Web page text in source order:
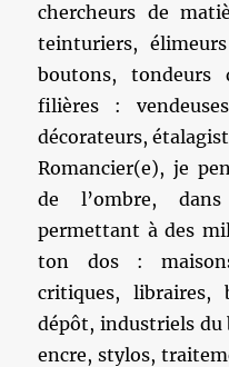
chercheurs de
teinturiers,
boutons, tondeurs
filières :
décorateurs,
Romancier(e), je
de l’ombre, dans
permettant à des
ton dos :
critiques, libraires,
dépôt, industriels du
encre, stylos,